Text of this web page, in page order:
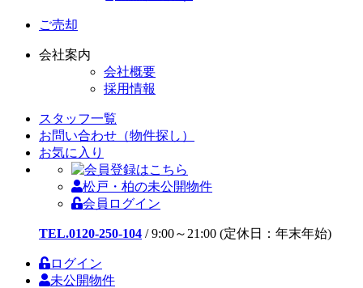
ご売却
会社案内
会社概要
採用情報
スタッフ一覧
お問い合わせ（物件探し）
お気に入り
松戸・柏の未公開物件
会員ログイン
TEL.0120-250-104 /9:00～21:00 (定休日：年末年始)
ログイン
未公開物件